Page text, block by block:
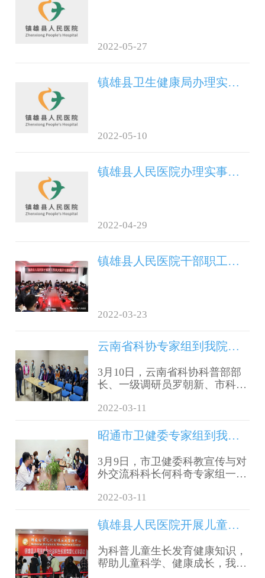
2022-05-27
镇雄县卫生健康局办理实事清单公示
2022-05-10
镇雄县人民医院办理实事计划和领导班子成员办理实事清单公告
2022-04-29
镇雄县人民医院干部职工作风大提升专题研讨会召开
2022-03-23
云南省科协专家组到我院调研陆声专家工作站建设
3月10日，云南省科协科普部部
长、一级调研员罗朝新、市科协
行，到我院调研云南省科协系统
家工作站工作开展情况。医院副
关科室负责人参加。
2022-03-11
昭通市卫健委专家组到我院开展健康促进调研工作
3月9日，市卫健委科教宣传与对
外交流科科长何科奇专家组一行
作。
2022-03-11
镇雄县人民医院开展儿童生长发育爱心义诊活动
为科普儿童生长发育健康知识，
帮助儿童科学、健康成长，我院